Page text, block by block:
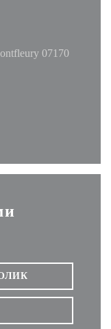
07170
в новом
в